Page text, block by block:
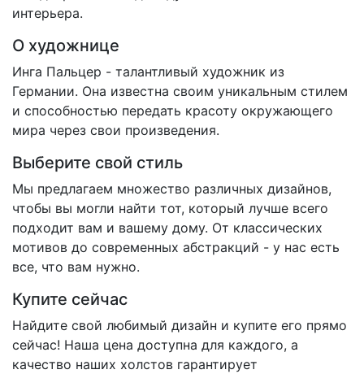
интерьера.
О художнице
Инга Пальцер - талантливый художник из
Германии. Она известна своим уникальным стилем
и способностью передать красоту окружающего
мира через свои произведения.
Выберите свой стиль
Мы предлагаем множество различных дизайнов,
чтобы вы могли найти тот, который лучше всего
подходит вам и вашему дому. От классических
мотивов до современных абстракций - у нас есть
все, что вам нужно.
Купите сейчас
Найдите свой любимый дизайн и купите его прямо
сейчас! Наша цена доступна для каждого, а
качество наших холстов гарантирует